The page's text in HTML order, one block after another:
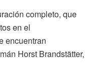
completo, que
en el
encuentran
Horst Brandstätter,